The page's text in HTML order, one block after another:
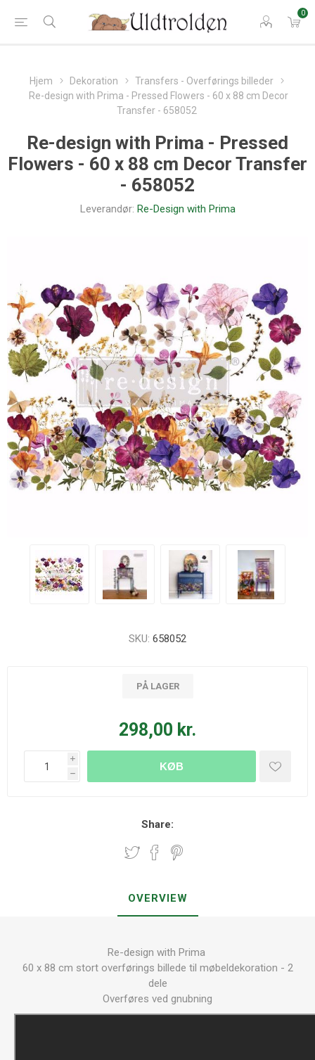
0
Hjem Dekoration
Transfers - Overførings billeder
Re-design with Prima - Pressed Flowers - 60 x 88 cm Decor
Transfer - 658052
Re-design with Prima - Pressed
Flowers - 60 x 88 cm Decor Transfer
- 658052
Leverandør: Re-Design with Prima
SKU: 658052
PÅ LAGER
298,00 kr.
i
h
KØB
Share:
OVERVIEW
Re-design with Prima
60 x 88 cm stort overførings billede til møbeldekoration - 2
dele
Overføres ved gnubning